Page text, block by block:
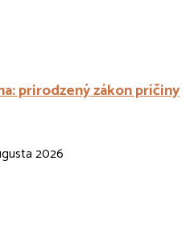
prirodzený zákon príčiny
2026